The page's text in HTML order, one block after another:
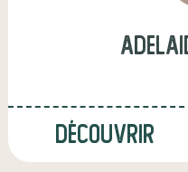
Découvrir